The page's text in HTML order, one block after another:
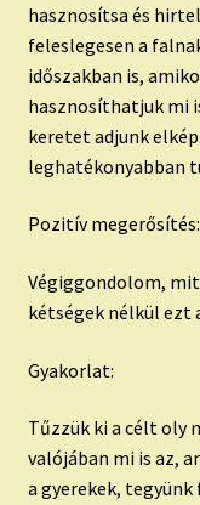
hasznosítsa és
feleslegesen a
időszakban is,
hasznosíthatjuk mi
keretet adjunk
leghatékonyabban
Pozitív megerősítés:
Végiggondolom,
kétségek nélkül
Gyakorlat:
Tűzzük ki a célt oly
valójában mi is az,
a gyerekek,